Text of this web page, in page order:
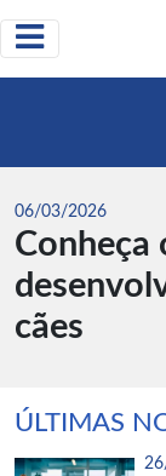
06/03/2026
Conheça
cães
ÚLTIMAS